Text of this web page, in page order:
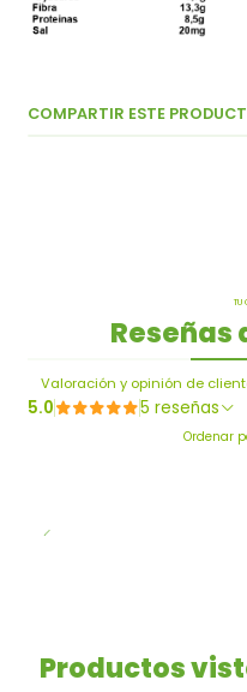
COMPARTIR ESTE
TU
Reseñas
Valoración y opinión de
5.0 5 reseñas
Ordenar
Productos